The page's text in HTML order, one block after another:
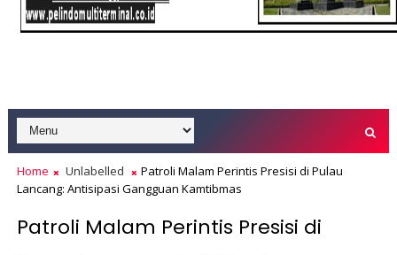
Home Unlabelled
Patroli Malam Perintis Presisi di Pulau
Lancang: Antisipasi Gangguan Kamtibmas
Patroli Malam Perintis Presisi di